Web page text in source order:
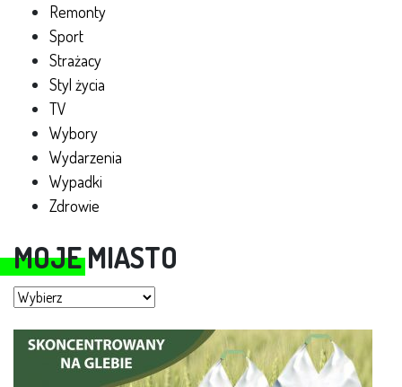
Remonty
Sport
Strażacy
Styl życia
TV
Wybory
Wydarzenia
Wypadki
Zdrowie
MOJE MIASTO
Moje miasto